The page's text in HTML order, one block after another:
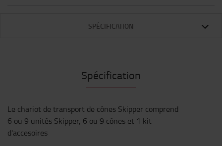
SPÉCIFICATION
Spécification
Le chariot de transport de cônes Skipper comprend
6 ou 9 unités Skipper, 6 ou 9 cônes et 1 kit
d'accesoires